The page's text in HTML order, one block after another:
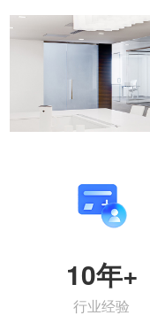
10年+
行业经验